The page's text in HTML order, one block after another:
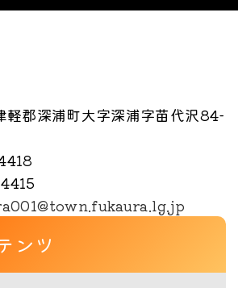
軽郡深浦町大字深浦字苗代沢84-
ンツ